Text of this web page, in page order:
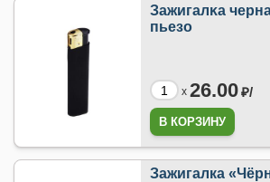
Зaжигaлĸа
пьезо
x 26.00₽/
Зажигалка